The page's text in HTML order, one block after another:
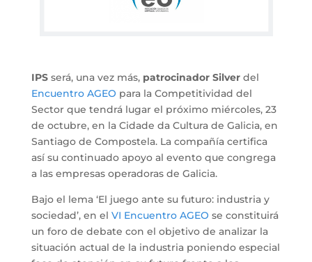
IPSserá, una vez más, patrocinador Silverdel
Encuentro AGEO para la Competitividad del
Sector que tendrá lugar el próximo miércoles, 23
de octubre, en la Cidade da Cultura de Galicia, en
Santiago de Compostela. La compañía certifica
así su continuado apoyo al evento que congrega
a las empresas operadoras de Galicia.
Bajo el lema ‘El juego ante su futuro: industria y
sociedad’, en el VI Encuentro AGEO se constituirá
un foro de debate con el objetivo de analizar la
situación actual de la industria poniendo especial